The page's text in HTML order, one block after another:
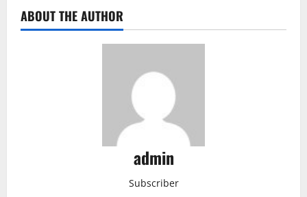
ABOUT THE AUTHOR
admin
Subscriber